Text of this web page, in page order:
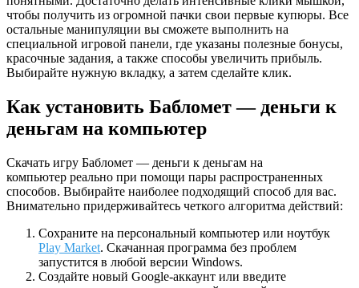
чтобы получить из огромной пачки свои первые купюры. Все
остальные манипуляции вы сможете выполнить на
специальной игровой панели, где указаны полезные бонусы,
красочные задания, а также способы увеличить прибыль.
Выбирайте нужную вкладку, а затем сделайте клик.
Как установить Бабломет — деньги к
деньгам на компьютер
Скачать игру Бабломет — деньги к деньгам на
компьютер реально при помощи пары распространенных
способов. Выбирайте наиболее подходящий способ для вас.
Внимательно придерживайтесь четкого алгоритма действий:
Сохраните на персональный компьютер или ноутбук
Play Market. Скачанная программа без проблем
запустится в любой версии Windows.
Создайте новый Google-аккаунт или введите